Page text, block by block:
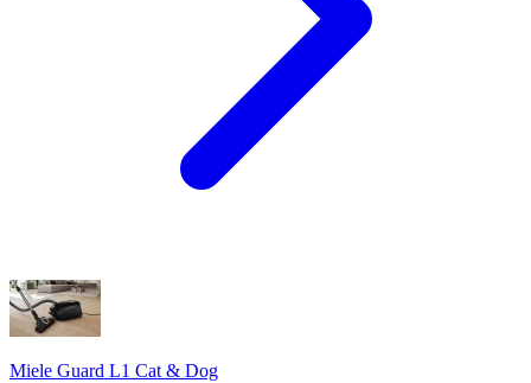
Miele Guard L1 Cat & Dog